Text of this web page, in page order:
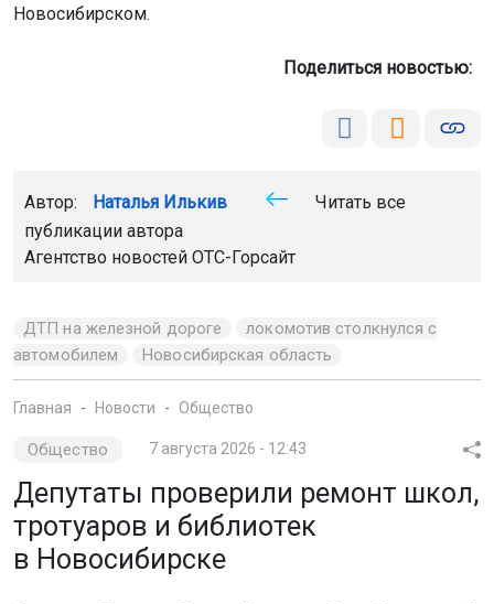
Новосибирском.
Поделиться новостью:
Автор: Наталья Илькив
Читать все
публикации автора
Агентство новостей ОТС-Горсайт
ДТП на железной дороге
локомотив столкнулся с
автомобилем
Новосибирская область
Главная Новости Общество
Общество 7 августа 2026 - 12:43
Депутаты проверили ремонт школ,
тротуаров и библиотек
в Новосибирске